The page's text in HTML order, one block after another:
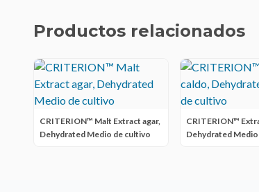
Productos relacionados
CRITERION™ Malt Extract agar,
Dehydrated Medio de cultivo
CRITERION™
Dehydrated